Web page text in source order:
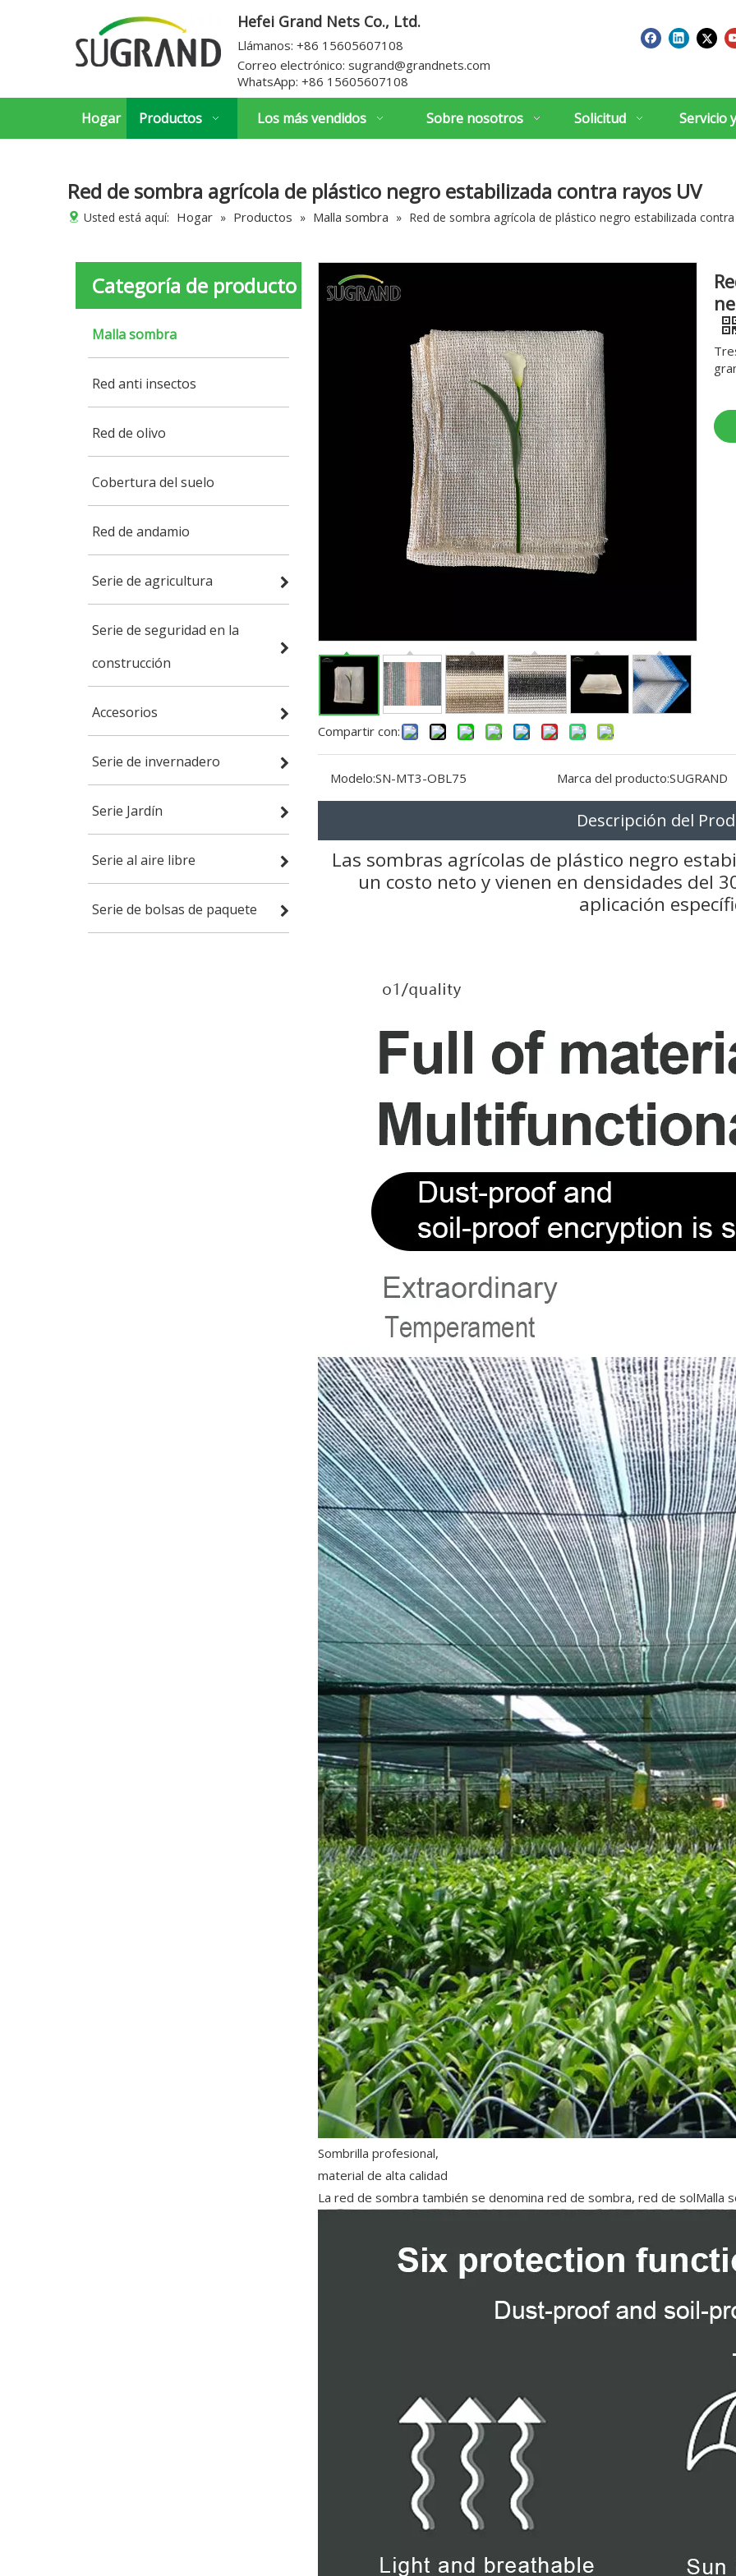
Hefei Grand Nets Co., Ltd.
Llámanos: +86 15605607108
Correo electrónico: sugrand@grandnets.com
WhatsApp: +86 15605607108
Hogar Productos Los más vendidos Sobre nosotros Solicitud Servicio
Red de sombra agrícola de plástico negro estabilizada contra rayos UV
Usted está aquí: Hogar » Productos » Malla sombra » Red de sombra agrícola de plástico negro estabilizada
Categoría de producto
Malla sombra
Red anti insectos
Red de olivo
Cobertura del suelo
Red de andamio
Serie de agricultura
Serie de seguridad en la
construcción
Accesorios
Serie de invernadero
Serie Jardín
Serie al aire libre
Serie de bolsas de paquete
Compartir con:
Modelo:SN-MT3-OBL75 Marca del producto:SUGRAND
Descripción del
Las sombras agrícolas de plástico negro
un costo neto y vienen en densidades del
aplicación
Sombrilla profesional,
material de alta calidad
La red de sombra también se denomina red de sombra, red de solMalla